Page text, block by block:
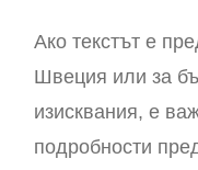
Ако текстът е
Швеция или за
изисквания, е
подробности